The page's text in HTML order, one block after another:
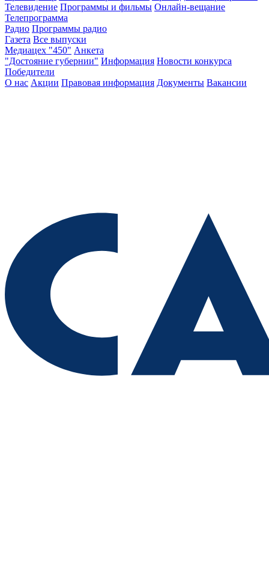
Телевидение Программы и фильмы Онлайн-вещание
Телепрограмма
Радио Программы радио
Газета Все выпуски
Медиацех "450" Анкета
"Достояние губернии" Информация Новости конкурса
Победители
О нас Акции Правовая информация Документы Вакансии